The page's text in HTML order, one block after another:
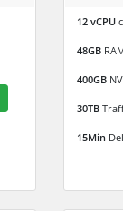
12 vCPU
48GB
400GB
30TB
15Min